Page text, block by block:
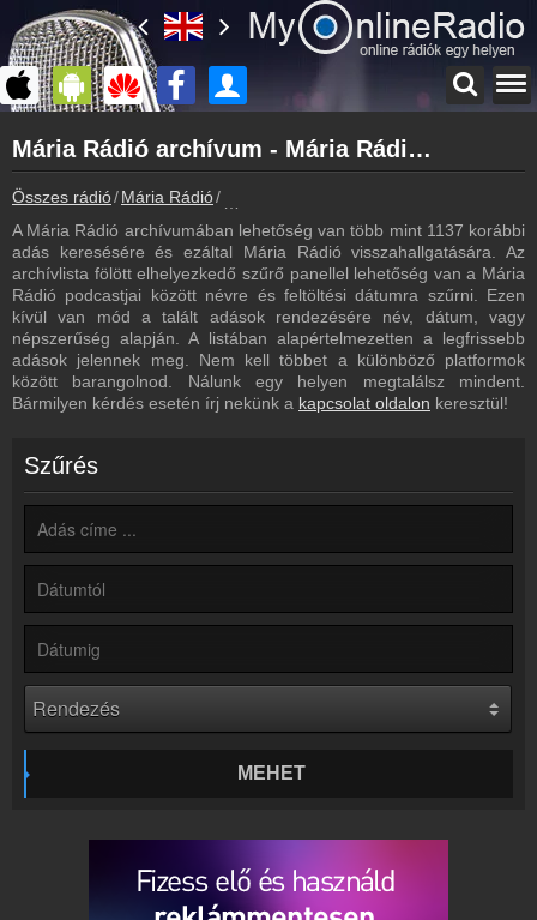
myonlineradio.hu
Mária Rádió
Vissza a Mária Rádió oldalára
Bejelentkezés
Hozz létre saját fiókot!
Most szól
Tudd meg mi szólt eddig
Frekvenciák
Mária Rádió frekvencia
Mária Rádió műsorai
Hírek
Mária Rádió kapcsolatos hírek
Kapcsolat
Írj nekünk!
Partnerek
Rádiós partnerek
Rádió beágyazás
Ágyazd be weboldaladba
Online rádió készítés
Készítés lépésről lépésre
Mária Rádió archívum - Mária Rádió podcasts - Mária Rádió visszahallgatás
Összes rádió Mária Rádió
A Mária Rádió archívumában lehetőség van több mint 1137 korábbi
adás keresésére és ezáltal Mária Rádió visszahallgatására. Az
archívlista fölött elhelyezkedő szűrő panellel lehetőség van a Mária
Rádió podcastjai között névre és feltöltési dátumra szűrni. Ezen
kívül van mód a talált adások rendezésére név, dátum, vagy
népszerűség alapján. A listában alapértelmezetten a legfrissebb
adások jelennek meg. Nem kell többet a különböző platformok
között barangolnod. Nálunk egy helyen megtalálsz mindent.
Bármilyen kérdés esetén írj nekünk a kapcsolat oldalon keresztül!
Szűrés
MEHET